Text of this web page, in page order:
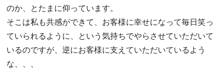
のか、とたまに仰っています。
そこは私も共感ができて、お客様に幸せになって毎日笑っ
ていられるように、という気持ちでやらさせていただいて
いるのですが、逆にお客様に支えていただいているよう
な、、、